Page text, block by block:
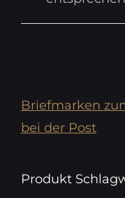
Briefmarken
bei der Post
Produkt